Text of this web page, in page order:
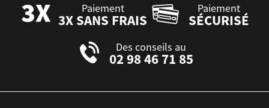
Paiement
3X SANS FRAIS
Paiement
SÉCURISÉ
Des conseils au
02 98 46 71 85